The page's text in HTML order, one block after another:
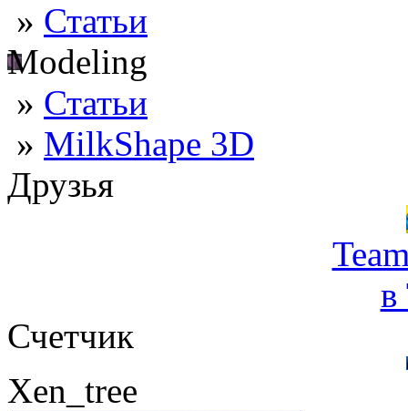
» Статьи
Modeling
» Статьи
» MilkShape 3D
Друзья
в
Счетчик
Xen_tree